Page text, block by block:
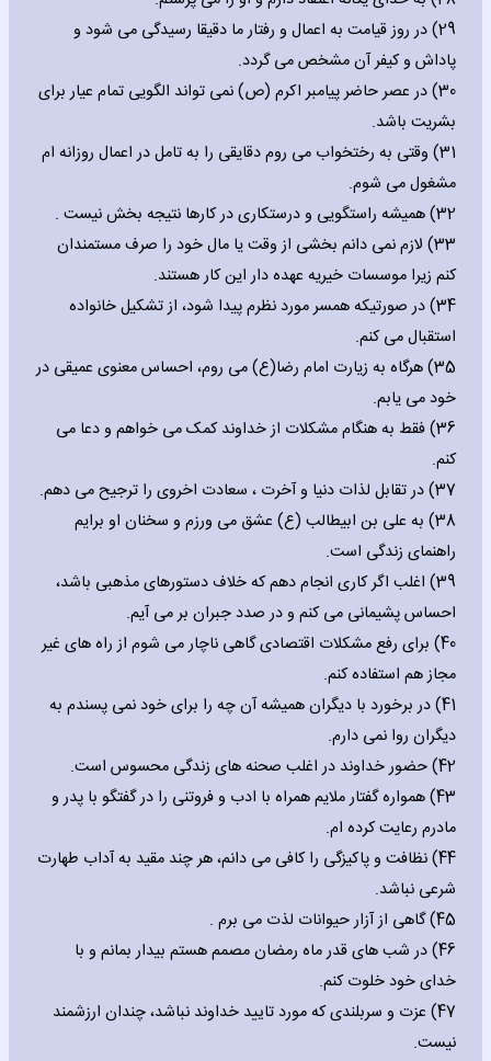
29) در روز قیامت به اعمال و رفتار ما دقیقا رسیدگی می شود و
پاداش و کیفر آن مشخص می گردد.
30) در عصر حاضر پیامبر اکرم (ص) نمی تواند الگویی تمام عیار برای
بشریت باشد.
31) وقتی به رختخواب می روم دقایقی را به تامل در اعمال روزانه ام
مشغول می شوم.
32) همیشه راستگویی و درستکاری در کارها نتیجه بخش نیست .
33) لازم نمی دانم بخشی از وقت یا مال خود را صرف مستمندان
کنم زیرا موسسات خیریه عهده دار این کار هستند.
34) در صورتیکه همسر مورد نظرم پیدا شود، از تشکیل خانواده
استقبال می کنم.
35) هرگاه به زیارت امام رضا(ع) می روم، احساس معنوی عمیقی در
خود می یابم.
36) فقط به هنگام مشکلات از خداوند کمک می خواهم و دعا می
کنم.
37) در تقابل لذات دنیا و آخرت ، سعادت اخروی را ترجیح می دهم.
38) به علی بن ابیطالب (ع) عشق می ورزم و سخنان او برایم
راهنمای زندگی است.
39) اغلب اگر کاری انجام دهم که خلاف دستورهای مذهبی باشد،
احساس پشیمانی می کنم و در صدد جبران بر می آیم.
40) برای رفع مشکلات اقتصادی گاهی ناچار می شوم از راه های غیر
مجاز هم استفاده کنم.
41) در برخورد با دیگران همیشه آن چه را برای خود نمی پسندم به
دیگران روا نمی دارم.
42) حضور خداوند در اغلب صحنه های زندگی محسوس است.
43) همواره گفتار ملایم همراه با ادب و فروتنی را در گفتگو با پدر و
مادرم رعایت کرده ام.
44) نظافت و پاکیزگی را کافی می دانم، هر چند مقید به آداب طهارت
شرعی نباشد.
45) گاهی از آزار حیوانات لذت می برم .
46) در شب های قدر ماه رمضان مصمم هستم بیدار بمانم و با
خدای خود خلوت کنم.
47) عزت و سربلندی که مورد تایید خداوند نباشد، چندان ارزشمند
نیست.